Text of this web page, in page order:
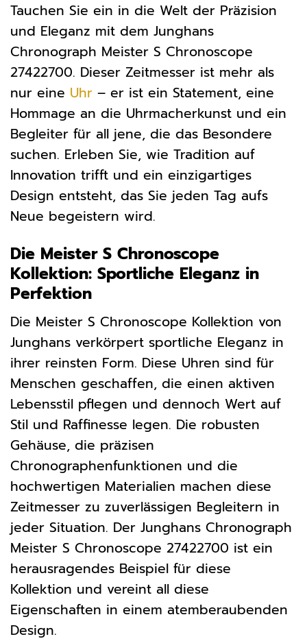
Tauchen Sie ein in die Welt der Präzision
und Eleganz mit dem Junghans
Chronograph Meister S Chronoscope
27422700. Dieser Zeitmesser ist mehr als
nur eine Uhr – er ist ein Statement, eine
Hommage an die Uhrmacherkunst und ein
Begleiter für all jene, die das Besondere
suchen. Erleben Sie, wie Tradition auf
Innovation trifft und ein einzigartiges
Design entsteht, das Sie jeden Tag aufs
Neue begeistern wird.
Die Meister S Chronoscope
Kollektion: Sportliche Eleganz in
Perfektion
Die Meister S Chronoscope Kollektion von
Junghans verkörpert sportliche Eleganz in
ihrer reinsten Form. Diese Uhren sind für
Menschen geschaffen, die einen aktiven
Lebensstil pflegen und dennoch Wert auf
Stil und Raffinesse legen. Die robusten
Gehäuse, die präzisen
Chronographenfunktionen und die
hochwertigen Materialien machen diese
Zeitmesser zu zuverlässigen Begleitern in
jeder Situation. Der Junghans Chronograph
Meister S Chronoscope 27422700 ist ein
herausragendes Beispiel für diese
Kollektion und vereint all diese
Eigenschaften in einem atemberaubenden
Design.